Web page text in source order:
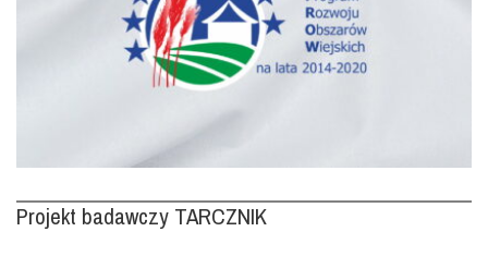
Projekt badawczy TARCZNIK